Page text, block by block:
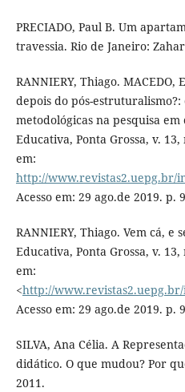
PRECIADO, Paul B. Um
travessia. Rio de Janeiro:
RANNIERY, Thiago.
depois do pós-
metodológicas na pesquisa
Educativa, Ponta Grossa, v.
em:
http://www.revistas2.uepg.br/
Acesso em: 29 ago.de 2019. p.
RANNIERY, Thiago. Vem cá, e
Educativa, Ponta Grossa, v.
em:
<http://
Acesso em: 29 ago.de 2019. p.
SILVA, Ana Célia. A
didático. O que mudou? Por
2011.